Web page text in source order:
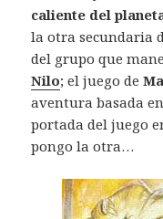
caliente del
la otra secundaria
del grupo que
Nilo; el juego de
aventura basada
portada del juego
pongo la otra…